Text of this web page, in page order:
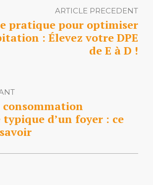
ARTICLE PRECEDENT
pratique pour optimiser
: Élevez votre DPE
de E à D !
d’un foyer : ce